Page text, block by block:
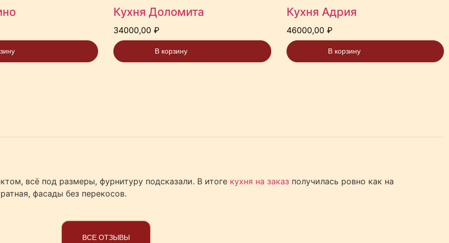
Кухня Доломита
34000,00 ₽
В корзину
Кухня Адрия
46000,00 ₽
В корзину
всё под размеры, фурнитуру подсказали. В итоге кухня на заказ получилась ровно как на
фасады без перекосов.
ВСЕ ОТЗЫВЫ